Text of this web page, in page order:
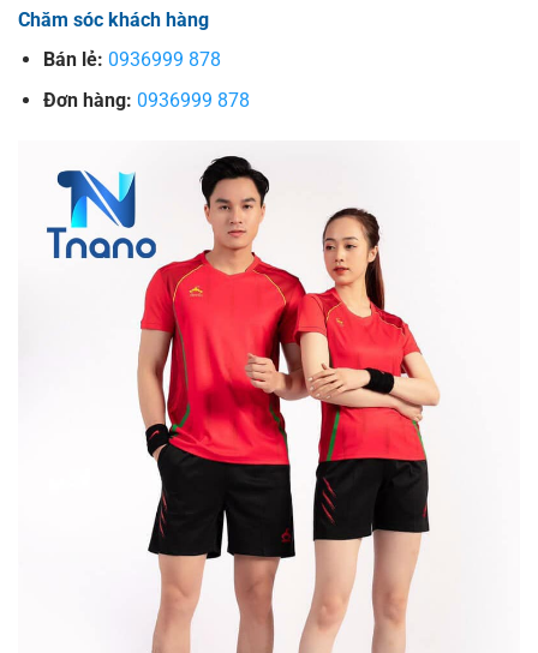
Chăm sóc khách hàng
Bán lẻ: 0936999 878
Đơn hàng: 0936999 878